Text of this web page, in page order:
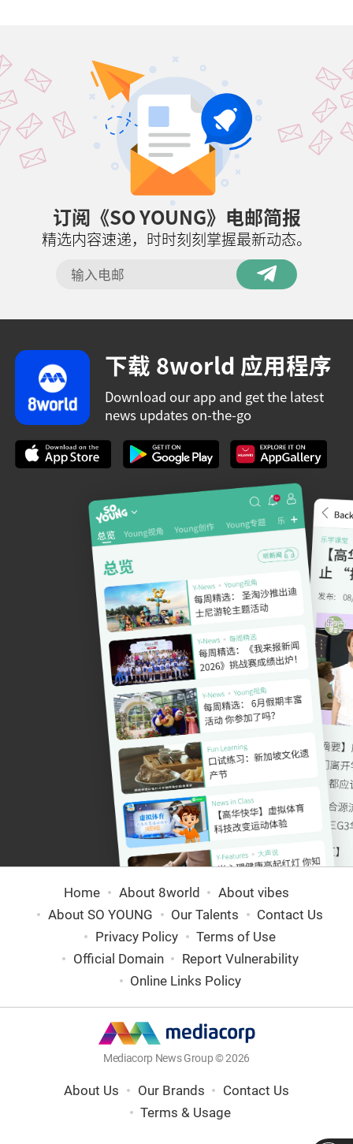
订阅《SO YOUNG》电邮简报
精选内容速递，时时刻刻掌握最新动态。
下载 8world 应用程序
Download our app and get the latest
news updates on-the-go
Home About 8world
About vibes
About SO YOUNG
Our Talents
Contact Us
Privacy Policy
Terms of Use
Official Domain
Report Vulnerability
Online Links Policy
Mediacorp News Group © 2026
About Us Our Brands
Contact Us
Terms & Usage